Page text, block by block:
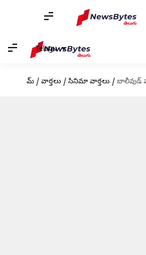
Telugu
హోమ్ / వార్తలు / సినిమా వార్తలు / బాలీవుడ్